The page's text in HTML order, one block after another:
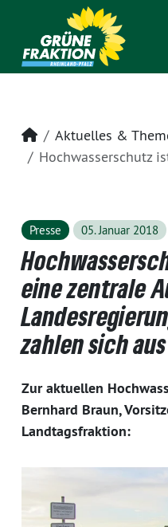
Startseite
Aktuelles &
Hochwasserschutz ist und bleibt eine zentrale
Presse 05. Januar 2018
eine zentrale
zahlen sich aus
Zur aktuellen
Bernhard Braun,
Landtagsfraktion: